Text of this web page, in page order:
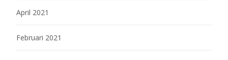
April 2021
Februari 2021